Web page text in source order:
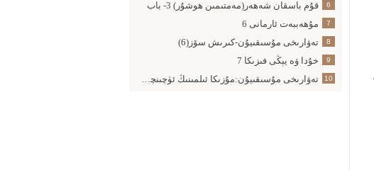
6 قۇم باسقان شەھەر(مەمتىمىن ھوشۇر) 3- باب
7 مۇھەببەت ئارمانى 6
8 تەۋارىخى مۇسىقىيۇن-كىرىش سۆز(6)
9 خۇدا ۋە يېڭى فىزىكا 7
10 تەۋارىخى مۇسىقىيۇن:مۇزىكا ئىلمىنىڭ ئۈچىنچى پىرى مەۋلانە شەيخ ئەبۇ نەس